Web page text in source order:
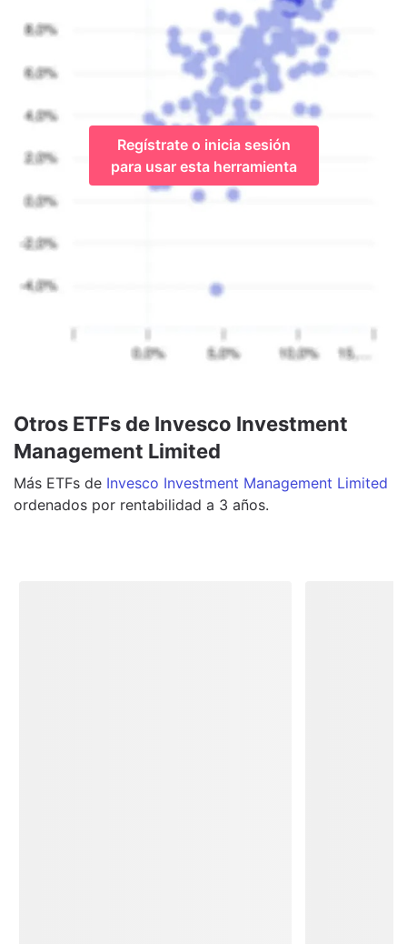
Regístrate o inicia sesión
para usar esta herramienta
Otros ETFs de Invesco Investment
Management Limited
Más ETFs de Invesco Investment Management Limited
ordenados por rentabilidad a 3 años.